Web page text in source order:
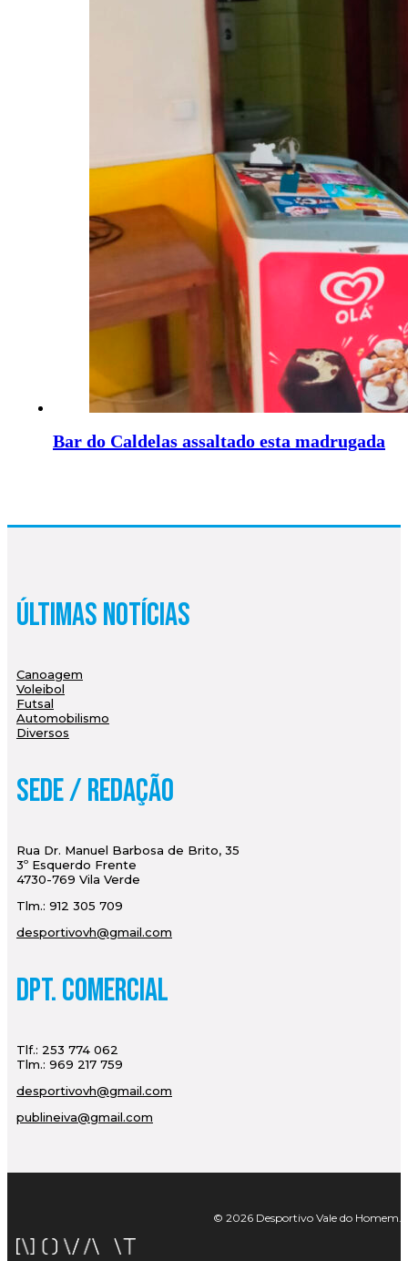
Bar do Caldelas assaltado esta madrugada
Últimas Notícias
Canoagem
Voleibol
Futsal
Automobilismo
Diversos
Sede / Redação
Rua Dr. Manuel Barbosa de Brito, 35
3º Esquerdo Frente
4730-769 Vila Verde
Tlm.: 912 305 709
desportivovh@gmail.com
Dpt. Comercial
Tlf.: 253 774 062
Tlm.: 969 217 759
desportivovh@gmail.com
publineiva@gmail.com
© 2026 Desportivo Vale do Homem.